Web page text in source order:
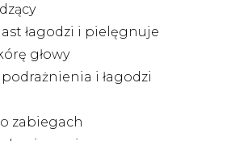
łagodzi i pielęgnuje
głowy
i łagodzi
zabiegach